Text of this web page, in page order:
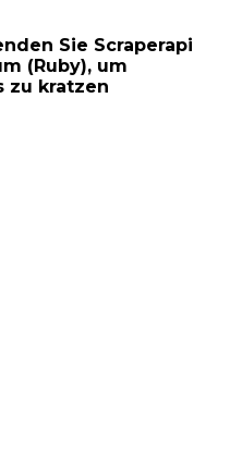
Sie Scraperapi
(Ruby), um
zu kratzen